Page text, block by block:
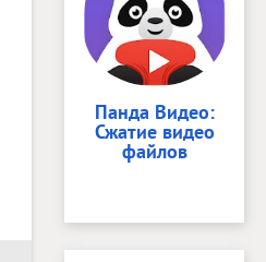
Панда Видео:
Сжатие видео
файлов